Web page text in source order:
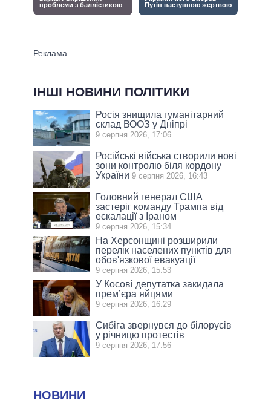
ІНШІ НОВИНИ ПОЛІТИКИ
Росія знищила гуманітарний
склад ВООЗ у Дніпрі
9 серпня 2026, 17:06
Російські війська створили нові
зони контролю біля кордону
України 9 серпня 2026, 16:43
Головний генерал США
застеріг команду Трампа від
ескалації з Іраном
9 серпня 2026, 15:34
На Херсонщині розширили
перелік населених пунктів для
обов'язкової евакуації
9 серпня 2026, 15:53
У Косові депутатка закидала
прем’єра яйцями
9 серпня 2026, 16:29
Сибіга звернувся до білорусів
у річницю протестів
9 серпня 2026, 17:56
НОВИНИ